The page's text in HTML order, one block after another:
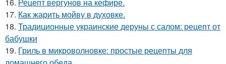
16. Рецепт вергунов на кефире.
17. Как жарить мойву в духовке.
18. Традиционные украинские деруны с салом: рецепт от
бабушки
19. Гриль в микроволновке: простые рецепты для